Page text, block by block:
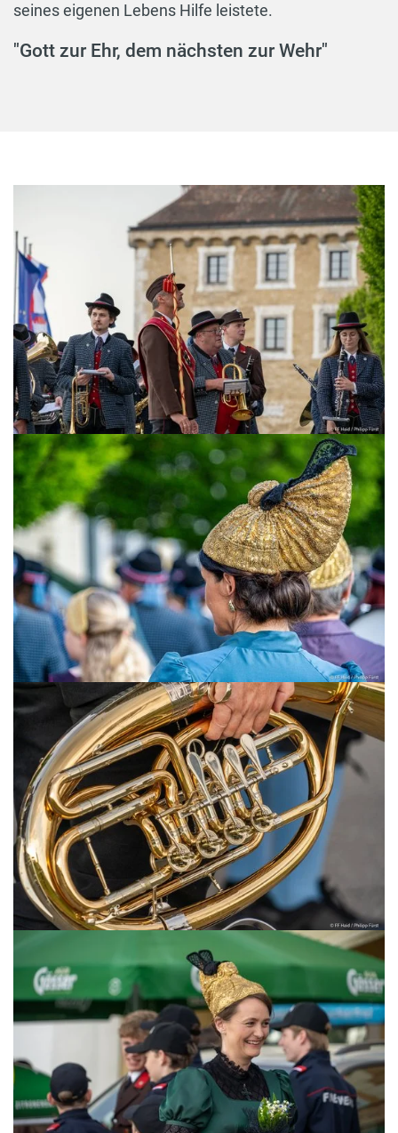
seines eigenen Lebens Hilfe leistete.
"Gott zur Ehr, dem nächsten zur Wehr"